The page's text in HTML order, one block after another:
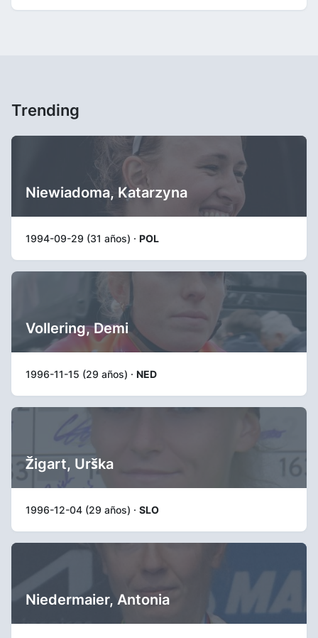
Trending
Niewiadoma, Katarzyna
1994-09-29 (31 años) · POL
Vollering, Demi
1996-11-15 (29 años) · NED
Žigart, Urška
1996-12-04 (29 años) · SLO
Niedermaier, Antonia